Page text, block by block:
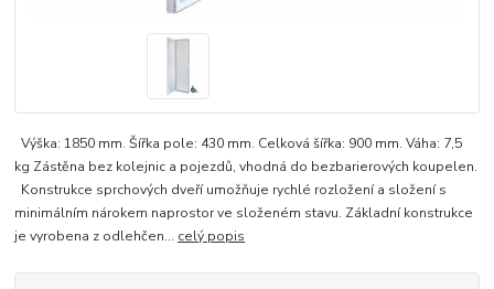
Výška: 1850 mm. Šířka pole: 430 mm. Celková šířka: 900 mm. Váha: 7,5
kg Zástěna bez kolejnic a pojezdů, vhodná do bezbarierových koupelen.
Konstrukce sprchových dveří umožňuje rychlé rozložení a složení s
minimálním nárokem naprostor ve složeném stavu. Základní konstrukce
je vyrobena z odlehčen... celý popis